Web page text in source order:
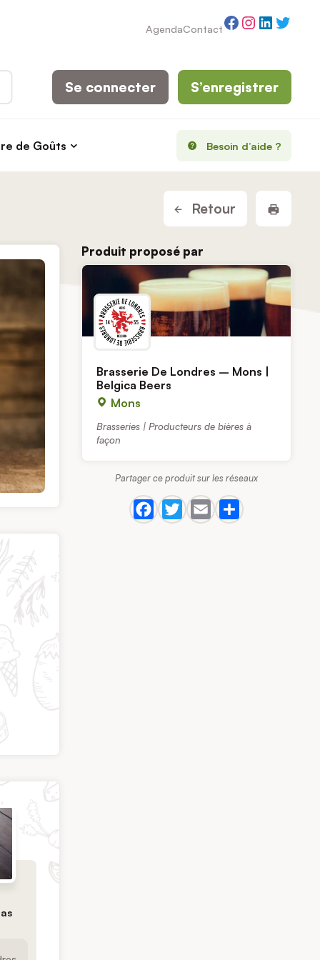
AgendaContactFacebook
Instagram
de Goûts Besoin d’aide ?
Se connecter S’enregistrer
Retour
Produit proposé par
Brasserie De Londres – Mons |
Belgica Beers
Mons
Brasseries | Producteurs de bières à
façon
Partager ce produit sur les réseaux